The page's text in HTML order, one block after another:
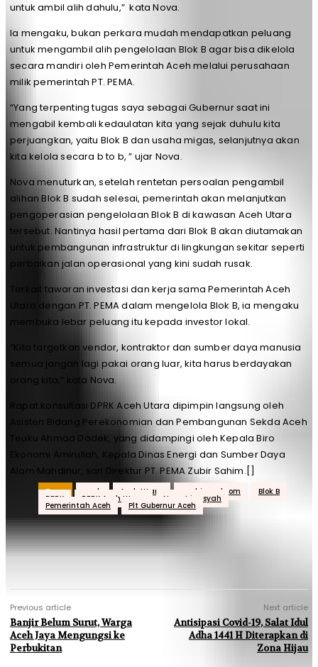
untuk ambil alih dahulu,” kata Nova.
Ia mengaku, bukan perkara mudah mendapatkan peluang
untuk mengambil alih pengelolaan Blok B agar bisa dikelola
secara mandiri oleh Pemerintah Aceh melalui perusahaan
milik pemerintah PT. PEMA.
“Yang terpenting tugas saya sebagai Gubernur saat ini
mengabil kembali kedaulatan kita yang sejak duhulu kita
perjuangkan, yaitu Blok B dan usaha migas, selanjutnya akan
kita kelola secara b to b, ” ujar Nova.
Nova menuturkan, setelah rentetan persoalan pengambil
alihan Blok B sudah selesai, pemerintah akan melanjutkan
pengoperasian pengelolaan Blok B di kawasan Aceh Utara
tersebut. Nantinya hasil pertama dari Blok B akan diutamakan
untuk pembangunan infrastruktur di lingkungan sekitar seperti
perbaikan jalan operasional yang kini sudah rusak.
Terkait tawaran investasi dan kerja sama Pemerintah Aceh
Utara dengan PT. PEMA dalam mengelola Blok B, ia mengaku
membuka lebar peluang itu kepada investor lokal.
“Kita targetkan vendor, kontraktor dan sumber daya manusia
semua jangan lagi pakai orang luar, kita harus berdayakan
orang kita,” kata Nova.
Rapat konsultasi DPRK Aceh Utara dipimpin langsung oleh
Asisten Bidang Perekonomian dan Pembangunan Sekda Aceh
Teuku Ahmad Dadek, yang didampingi oleh Kepala Biro
Ekonomi Amirullah, Kepala Dinas Energi dan Sumber Daya
Alam Mahdinur, san Direktur PT. PEMA Zubir Sahim.[]
Tags aceh Aceh Utara acehjurnal.com Blok B
DPRK DPRK Aceh Utara Nova Iriansyah
Pemerintah Aceh Plt Gubernur Aceh
Previous article
Banjir Belum Surut, Warga
Aceh Jaya Mengungsi ke
Perbukitan
Next article
Antisipasi Covid-19, Salat Idul
Adha 1441 H Diterapkan di
Zona Hijau